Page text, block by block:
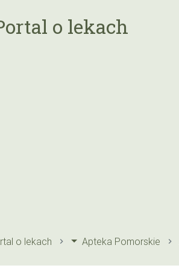
o lekach
o lekach Apteka Pomorskie